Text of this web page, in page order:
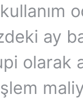
ay
olarak